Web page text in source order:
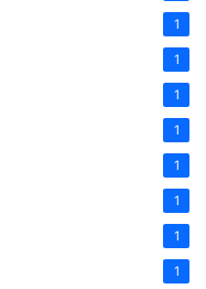
1
1
1
1
1
1
1
1